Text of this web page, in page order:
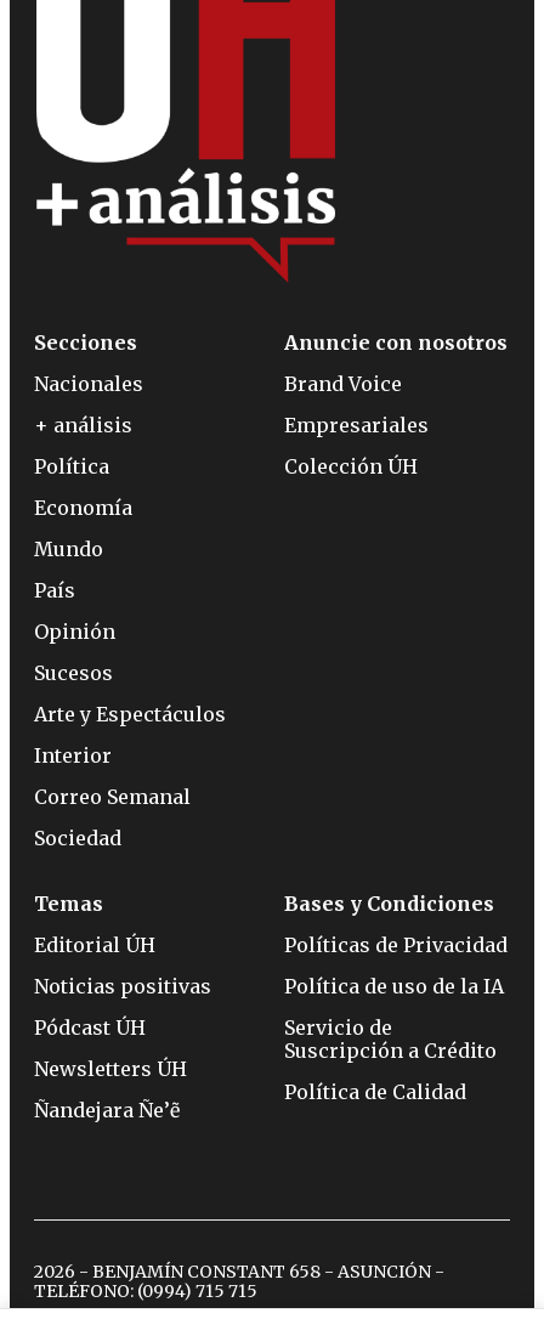
Secciones
Nacionales
+ análisis
Política
Economía
Mundo
País
Opinión
Sucesos
Arte y Espectáculos
Interior
Correo Semanal
Sociedad
Anuncie con nosotros
Brand Voice
Empresariales
Colección ÚH
Temas
Editorial ÚH
Noticias positivas
Pódcast ÚH
Newsletters ÚH
Ñandejara Ñe’ẽ
Bases y Condiciones
Políticas de Privacidad
Política de uso de la IA
Servicio de
Suscripción a Crédito
Política de Calidad
2026 - BENJAMÍN CONSTANT 658 - ASUNCIÓN -
TELÉFONO: (0994) 715 715